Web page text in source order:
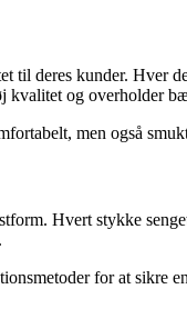
til deres kunder.
kvalitet og overholder
men også
Hvert stykke
for at